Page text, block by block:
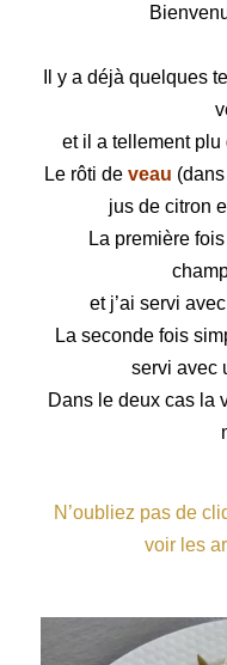
Il y a déjà quelques
et il a tellement plu
Le rôti de veau
jus de citron
La première
et j’ai servi
La seconde fois
servi avec
Dans le deux cas la
N’oubliez pas de
voir les